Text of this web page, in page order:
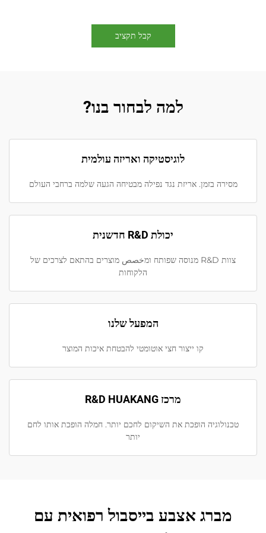
קבל תקציב
למה לבחור בנו?
לוגיסטיקה ואריזה עולמית
מסירה בזמן. אריזת נגד נפילה מבטיחה הגעה שלמה ברחבי העולם
יכולת R&D חדשנית
צוות R&D מנוסה שפותח ומخصص מוצרים בהתאם לצרכים של
הלקוחות
המפעל שלנו
קו ייצור חצי אוטומטי להבטחת איכות המוצר
מרכז R&D HUAKANG
טכנולוגיה הופכת את השיקום לחכם יותר. חמלה הופכת אותו לחם
יותר
מברג אצבע בייסבול רפואית עם